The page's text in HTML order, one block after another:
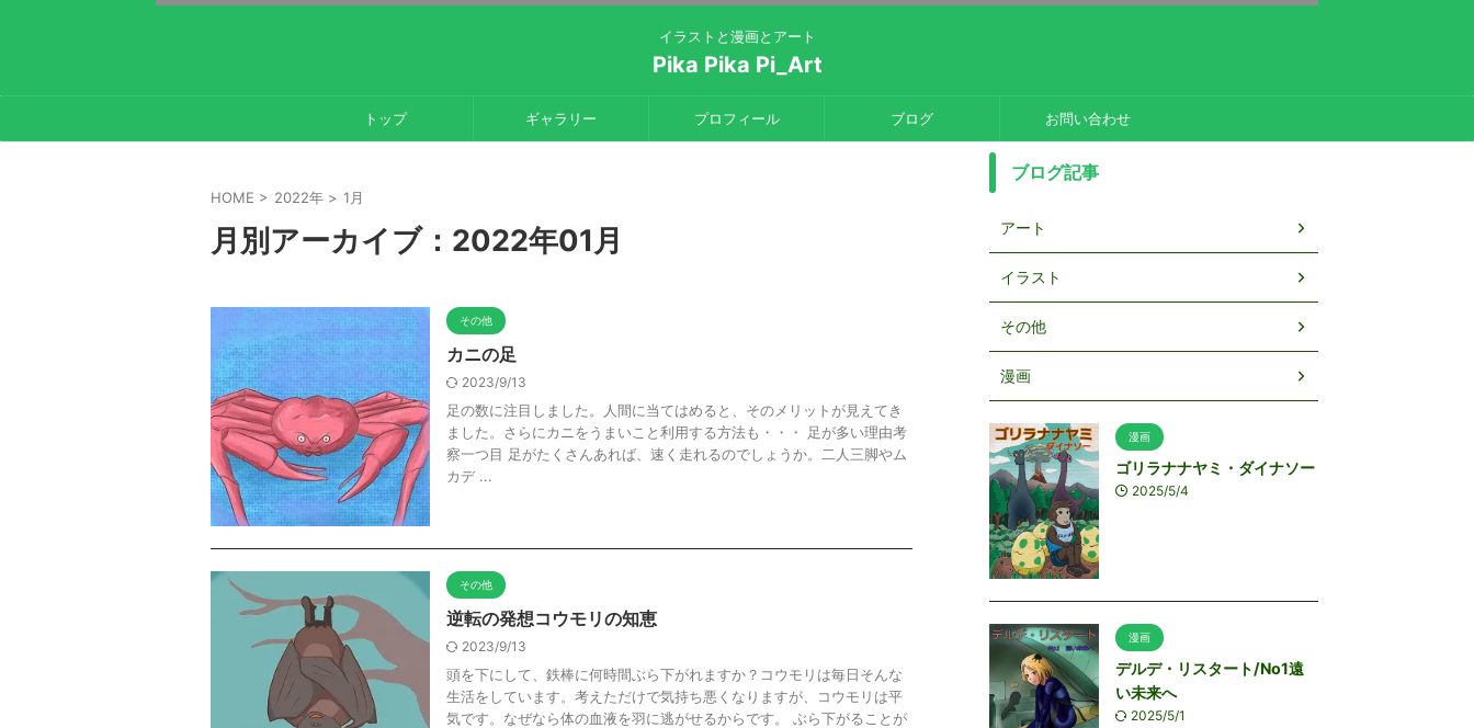
イラストと漫画とアート
Pika Pika Pi_Art
トップ ギャラリー プロフィール ブログ お問い合わせ
HOME > 2022年 > 1月
月別アーカイブ：2022年01月
その他
カニの足
2023/9/13
足の数に注目しました。人間に当てはめると、そのメリットが見えてき
ました。さらにカニをうまいこと利用する方法も・・・ 足が多い理由考
察一つ目 足がたくさんあれば、速く走れるのでしょうか。二人三脚やム
カデ ...
その他
逆転の発想コウモリの知恵
2023/9/13
頭を下にして、鉄棒に何時間ぶら下がれますか？コウモリは毎日そんな
生活をしています。考えただけで気持ち悪くなりますが、コウモリは平
気です。なぜなら体の血液を羽に逃がせるからです。 ぶら下がることが
ブログ記事
アート
イラスト
その他
漫画
漫画
ゴリラナナヤミ・ダイナソー
2025/5/4
漫画
デルデ・リスタート/No1遠
い未来へ
2025/5/1